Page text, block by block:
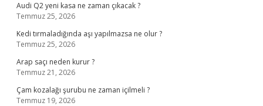
Audi Q2 yeni kasa ne zaman çıkacak ?
Temmuz 25, 2026
Kedi tırmaladığında aşı yapılmazsa ne olur ?
Temmuz 25, 2026
Arap saçı neden kurur ?
Temmuz 21, 2026
Çam kozalağı şurubu ne zaman içilmeli ?
Temmuz 19, 2026